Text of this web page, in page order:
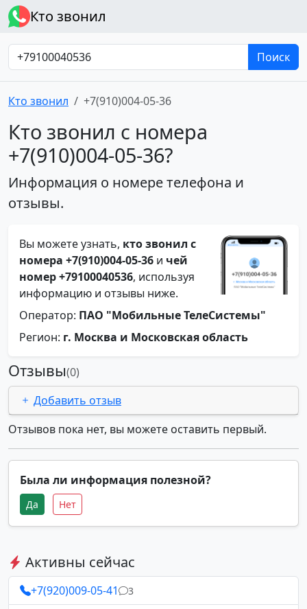
Кто звонил
Поиск
Кто звонил +7(910)004-05-36
Кто звонил с номера
+7(910)004-05-36?
Информация о номере телефона и
отзывы.
Вы можете узнать, кто звонил с
номера +7(910)004-05-36 и чей
номер +79100040536, используя
информацию и отзывы ниже.
Оператор: ПАО "Мобильные ТелеСистемы"
Регион: г. Москва и Московская область
Отзывы(0)
Добавить отзыв
Отзывов пока нет, вы можете оставить первый.
Была ли информация полезной?
Да Нет
Активны сейчас
+7(920)009-05-41 3